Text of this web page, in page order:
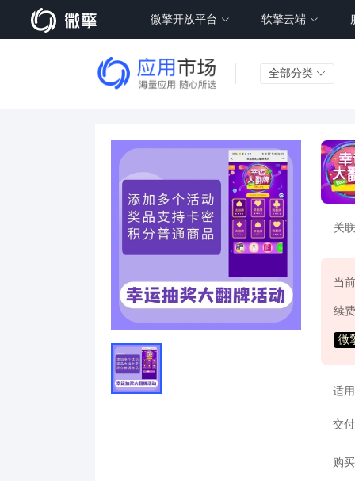
微擎开放平台 软擎云端
全部分类
关
当
续
微
适
交
购